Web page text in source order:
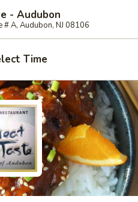
- Audubon
# A, Audubon, NJ 08106
Time